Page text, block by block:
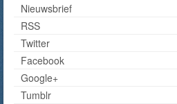
Nieuwsbrief
RSS
Twitter
Facebook
Google+
Tumblr